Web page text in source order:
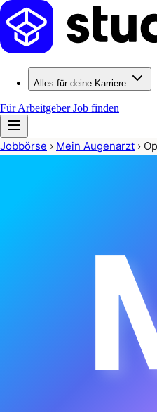
Alles für deine Karriere
Für ArbeitgeberJob finden
Jobbörse › Mein Augenarzt ›